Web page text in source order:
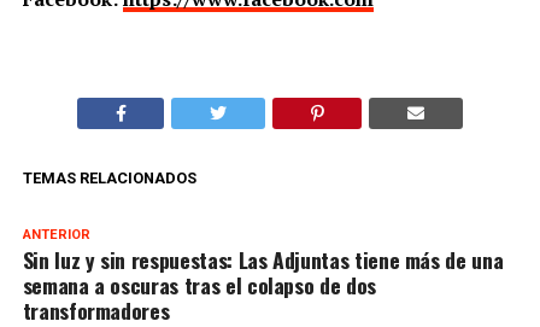
TEMAS RELACIONADOS
ANTERIOR
Sin luz y sin respuestas: Las Adjuntas tiene más de una
semana a oscuras tras el colapso de dos
transformadores